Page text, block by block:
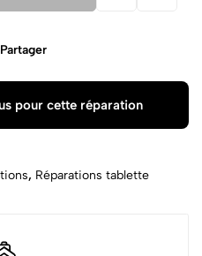
Partager
pour cette réparation
, Réparations tablette